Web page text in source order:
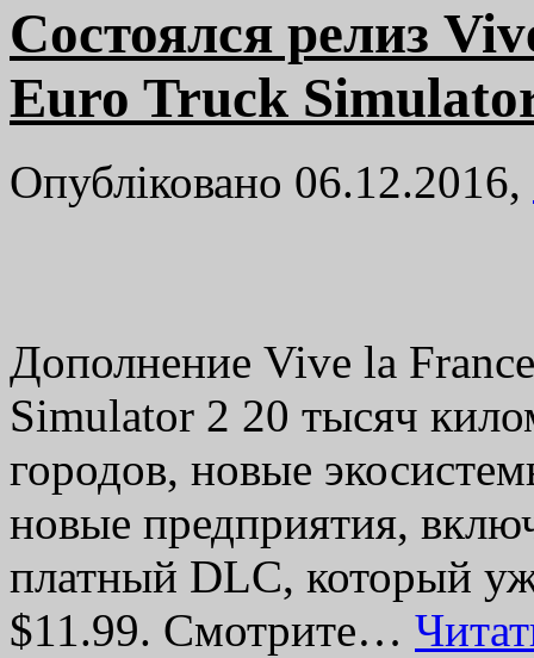
Состоялся релиз
Euro Truck
Опубліковано 06.12.2016,
Дополнение Vive la
Simulator 2 20 тысяч
городов, новые
новые предприятия,
платный DLC, который
$11.99. Смотрите…